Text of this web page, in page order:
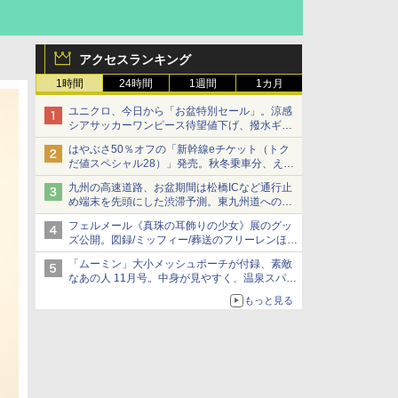
アクセスランキング
1時間 24時間 1週間 1カ月
ユニクロ、今日から「お盆特別セール」。涼感
シアサッカーワンピース待望値下げ、撥水ギア
ショーツは1990円に
はやぶさ50％オフの「新幹線eチケット（トク
だ値スペシャル28）」発売。秋冬乗車分、えき
ねっと限定
九州の高速道路、お盆期間は松橋ICなど通行止
め端末を先頭にした渋滞予測。東九州道への迂
回は料金調整を実施
フェルメール《真珠の耳飾りの少女》展のグッ
ズ公開。図録/ミッフィー/葬送のフリーレンほ
か、注目ブランドコラボが実現
「ムーミン」大小メッシュポーチが付録、素敵
なあの人 11月号。中身が見やすく、温泉スパに
もっと見る